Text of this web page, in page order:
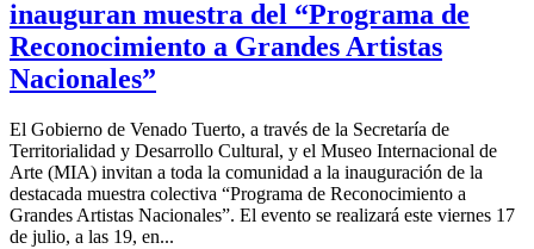
inauguran muestra del “Programa de
Reconocimiento a Grandes Artistas
Nacionales”
El Gobierno de Venado Tuerto, a través de la Secretaría de
Territorialidad y Desarrollo Cultural, y el Museo Internacional de
Arte (MIA) invitan a toda la comunidad a la inauguración de la
destacada muestra colectiva “Programa de Reconocimiento a
Grandes Artistas Nacionales”. El evento se realizará este viernes 17
de julio, a las 19, en...